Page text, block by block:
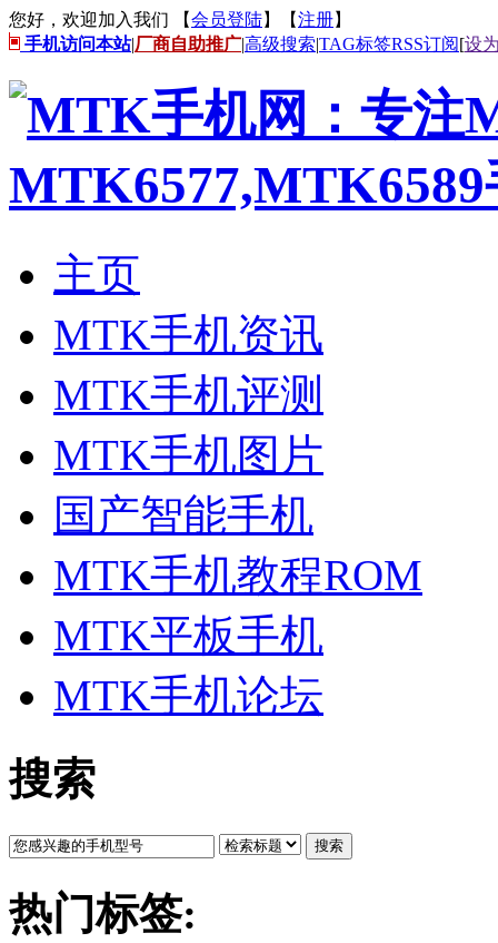
您好，欢迎加入我们 【会员登陆】【注册】
手机访问本站|厂商自助推广|高级搜索|TAG标签RSS订阅[设
主页
MTK手机资讯
MTK手机评测
MTK手机图片
国产智能手机
MTK手机教程ROM
MTK平板手机
MTK手机论坛
搜索
搜索
热门标签: